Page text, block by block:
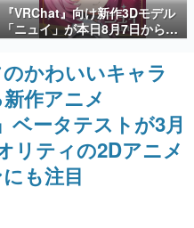
ページビュー数万以上！ などな
た、電ファミ渾身の“殿堂入り”記
の方々に製作時のエピソードをお
（ゲーム）とは何か？を探ってい
ない。『赫本』は、〈試験問題〉
説集です。
『VRChat』向け新作3Dモデル
「ニュイ」が本日8月7日から
BOOTHにて発売。瞳に光る星
わいい
のかわいいキャラ
作アニメ
ベータテストが3月
リティの2Dアニメ
も注目